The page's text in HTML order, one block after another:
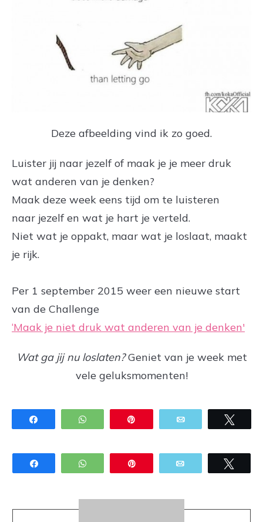
Deze afbeelding vind ik zo goed.
Luister jij naar jezelf of maak je je meer druk
wat anderen van je denken?
Maak deze week eens tijd om te luisteren
naar jezelf en wat je hart je verteld.
Niet wat je oppakt, maar wat je loslaat, maakt
je rijk.
Per 1 september 2015 weer een nieuwe start
van de Challenge
‘Maak je niet druk wat anderen van je denken'
Wat ga jij nu loslaten?Geniet van je week met
vele geluksmomenten!
WhatsApp
WhatsApp